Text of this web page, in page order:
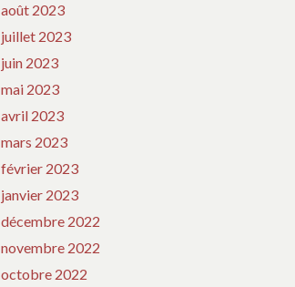
août 2023
juillet 2023
juin 2023
mai 2023
avril 2023
mars 2023
février 2023
janvier 2023
décembre 2022
novembre 2022
octobre 2022